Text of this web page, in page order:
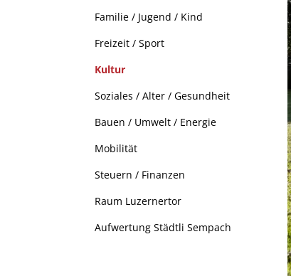
Familie / Jugend / Kind
Freizeit / Sport
Kultur
(ausgewählt)
Soziales / Alter / Gesundheit
Bauen / Umwelt / Energie
Mobilität
Steuern / Finanzen
Raum Luzernertor
Aufwertung Städtli Sempach